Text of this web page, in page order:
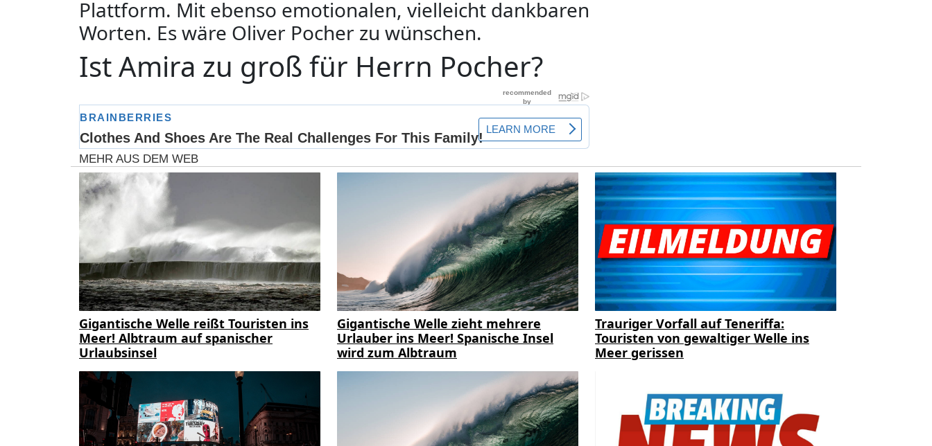
Plattform. Mit ebenso emotionalen, vielleicht dankbaren
Worten. Es wäre Oliver Pocher zu wünschen.
Ist Amira zu groß für Herrn Pocher?
MEHR AUS DEM WEB
Gigantische Welle reißt Touristen ins
Meer! Albtraum auf spanischer
Urlaubsinsel
Gigantische Welle zieht mehrere
Urlauber ins Meer! Spanische Insel
wird zum Albtraum
Trauriger Vorfall auf Teneriffa:
Touristen von gewaltiger Welle ins
Meer gerissen